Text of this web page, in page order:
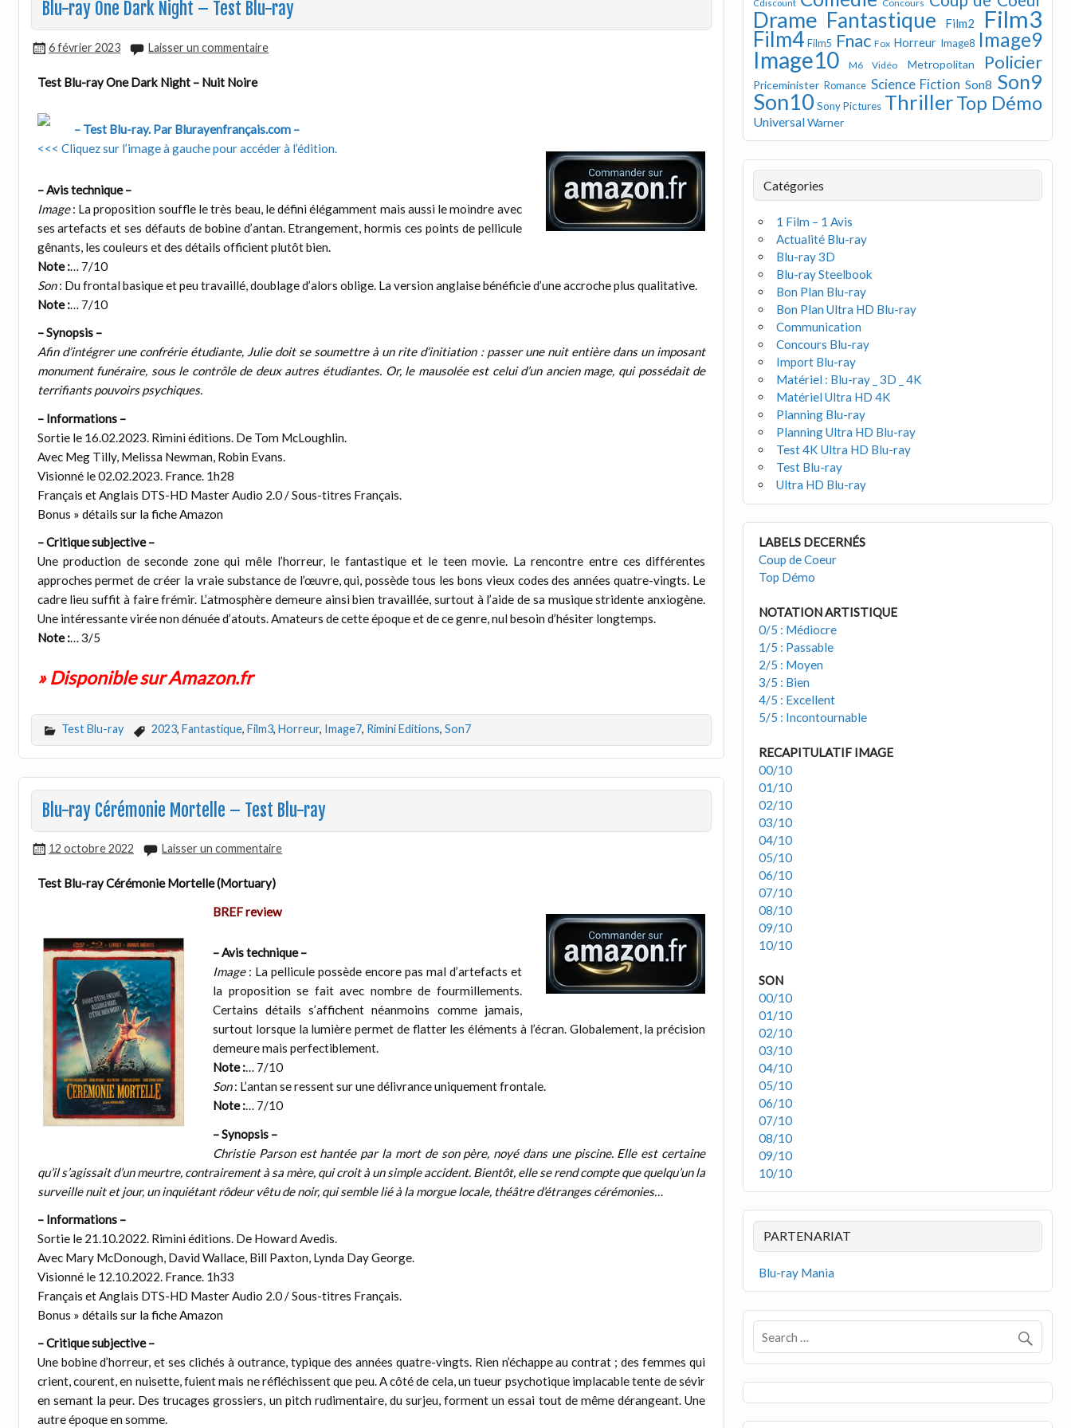
Blu-ray One Dark Night – Test Blu-ray
6 février 2023 Laisser un commentaire
Test Blu-ray One Dark Night – Nuit Noire
– Test Blu-ray. Par Blurayenfrançais.com –
<<< Cliquez sur l’image à gauche pour accéder à l’édition.
– Avis technique –
Image: La proposition souffle le très beau, le défini élégamment mais aussi le moindre avec
ses artefacts et ses défauts de bobine d’antan. Etrangement, hormis ces points de pellicule
gênants, les couleurs et des détails officient plutôt bien.
Note :… 7/10
Son: Du frontal basique et peu travaillé, doublage d’alors oblige. La version anglaise bénéficie d’une accroche plus qualitative.
Note :… 7/10
– Synopsis –
Afin d’intégrer une confrérie étudiante, Julie doit se soumettre à un rite d’initiation : passer une nuit entière dans un imposant
monument funéraire, sous le contrôle de deux autres étudiantes. Or, le mausolée est celui d’un ancien mage, qui possédait de
terrifiants pouvoirs psychiques.
– Informations –
Sortie le 16.02.2023. Rimini éditions. De Tom McLoughlin.
Avec Meg Tilly, Melissa Newman, Robin Evans.
Visionné le 02.02.2023. France. 1h28
Français et Anglais DTS-HD Master Audio 2.0 / Sous-titres Français.
Bonus » détails sur la fiche Amazon
– Critique subjective –
Une production de seconde zone qui mêle l’horreur, le fantastique et le teen movie. La rencontre entre ces différentes
approches permet de créer la vraie substance de l’œuvre, qui, possède tous les bons vieux codes des années quatre-vingts. Le
cadre lieu suffit à faire frémir. L’atmosphère demeure ainsi bien travaillée, surtout à l’aide de sa musique stridente anxiogène.
Une intéressante virée non dénuée d’atouts. Amateurs de cette époque et de ce genre, nul besoin d’hésiter longtemps.
Note :… 3/5
» Disponible sur Amazon.fr
Test Blu-ray 2023, Fantastique, Film3, Horreur, Image7, Rimini Editions, Son7
Blu-ray Cérémonie Mortelle – Test Blu-ray
12 octobre 2022 Laisser un commentaire
Test Blu-ray Cérémonie Mortelle (Mortuary)
BREF review
– Avis technique –
Image: La pellicule possède encore pas mal d’artefacts et
la proposition se fait avec nombre de fourmillements.
Certains détails s’affichent néanmoins comme jamais,
surtout lorsque la lumière permet de flatter les éléments à l’écran. Globalement, la précision
demeure mais perfectiblement.
Note :… 7/10
Son: L’antan se ressent sur une délivrance uniquement frontale.
Note :… 7/10
– Synopsis –
Christie Parson est hantée par la mort de son père, noyé dans une piscine. Elle est certaine
qu’il s’agissait d’un meurtre, contrairement à sa mère, qui croit à un simple accident. Bientôt, elle se rend compte que quelqu’un la
surveille nuit et jour, un inquiétant rôdeur vêtu de noir, qui semble lié à la morgue locale, théâtre d’étranges cérémonies…
– Informations –
Sortie le 21.10.2022. Rimini éditions. De Howard Avedis.
Avec Mary McDonough, David Wallace, Bill Paxton, Lynda Day George.
Visionné le 12.10.2022. France. 1h33
Français et Anglais DTS-HD Master Audio 2.0 / Sous-titres Français.
Bonus » détails sur la fiche Amazon
– Critique subjective –
Une bobine d’horreur, et ses clichés à outrance, typique des années quatre-vingts. Rien n’échappe au contrat ; des femmes qui
crient, courent, en nuisette, fuient mais ne réfléchissent que peu. A côté de cela, un tueur psychotique implacable tente de sévir
en semant la peur. Des trucages grossiers, un pitch rudimentaire, du surjeu, forment un essai tout de même dérangeant. Une
autre époque en somme.
Cdiscount Concours
Drame Fantastique Film2 Film3
Film4 Film5 Fnac Fox Horreur Image8 Image9
Image10 M6 Vidéo Metropolitan Policier
Priceminister Romance Science Fiction Son8 Son9
Son10 Sony Pictures ThrillerTop Démo
UniversalWarner
Catégories
1 Film – 1 Avis
Actualité Blu-ray
Blu-ray 3D
Blu-ray Steelbook
Bon Plan Blu-ray
Bon Plan Ultra HD Blu-ray
Communication
Concours Blu-ray
Import Blu-ray
Matériel : Blu-ray _ 3D _ 4K
Matériel Ultra HD 4K
Planning Blu-ray
Planning Ultra HD Blu-ray
Test 4K Ultra HD Blu-ray
Test Blu-ray
Ultra HD Blu-ray
LABELS DECERNÉS
Coup de Coeur
Top Démo
NOTATION ARTISTIQUE
0/5 : Médiocre
1/5 : Passable
2/5 : Moyen
3/5 : Bien
4/5 : Excellent
5/5 : Incontournable
RECAPITULATIF IMAGE
00/10
01/10
02/10
03/10
04/10
05/10
06/10
07/10
08/10
09/10
10/10
SON
00/10
01/10
02/10
03/10
04/10
05/10
06/10
07/10
08/10
09/10
10/10
PARTENARIAT
Blu-ray Mania